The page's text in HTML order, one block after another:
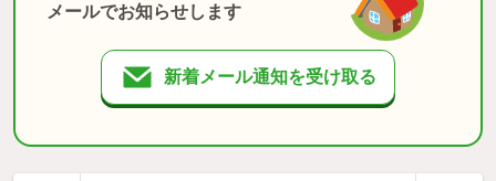
メールでお知らせします
新着メール通知を受け取る